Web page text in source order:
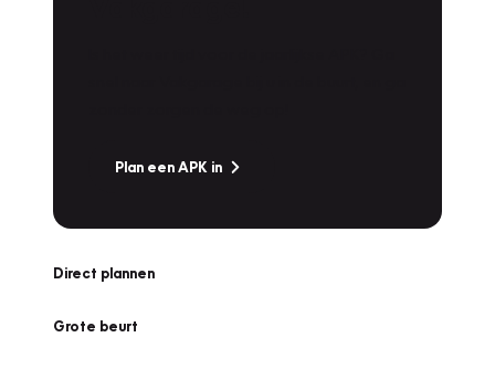
Plan een APK in
Direct plannen
Grote beurt